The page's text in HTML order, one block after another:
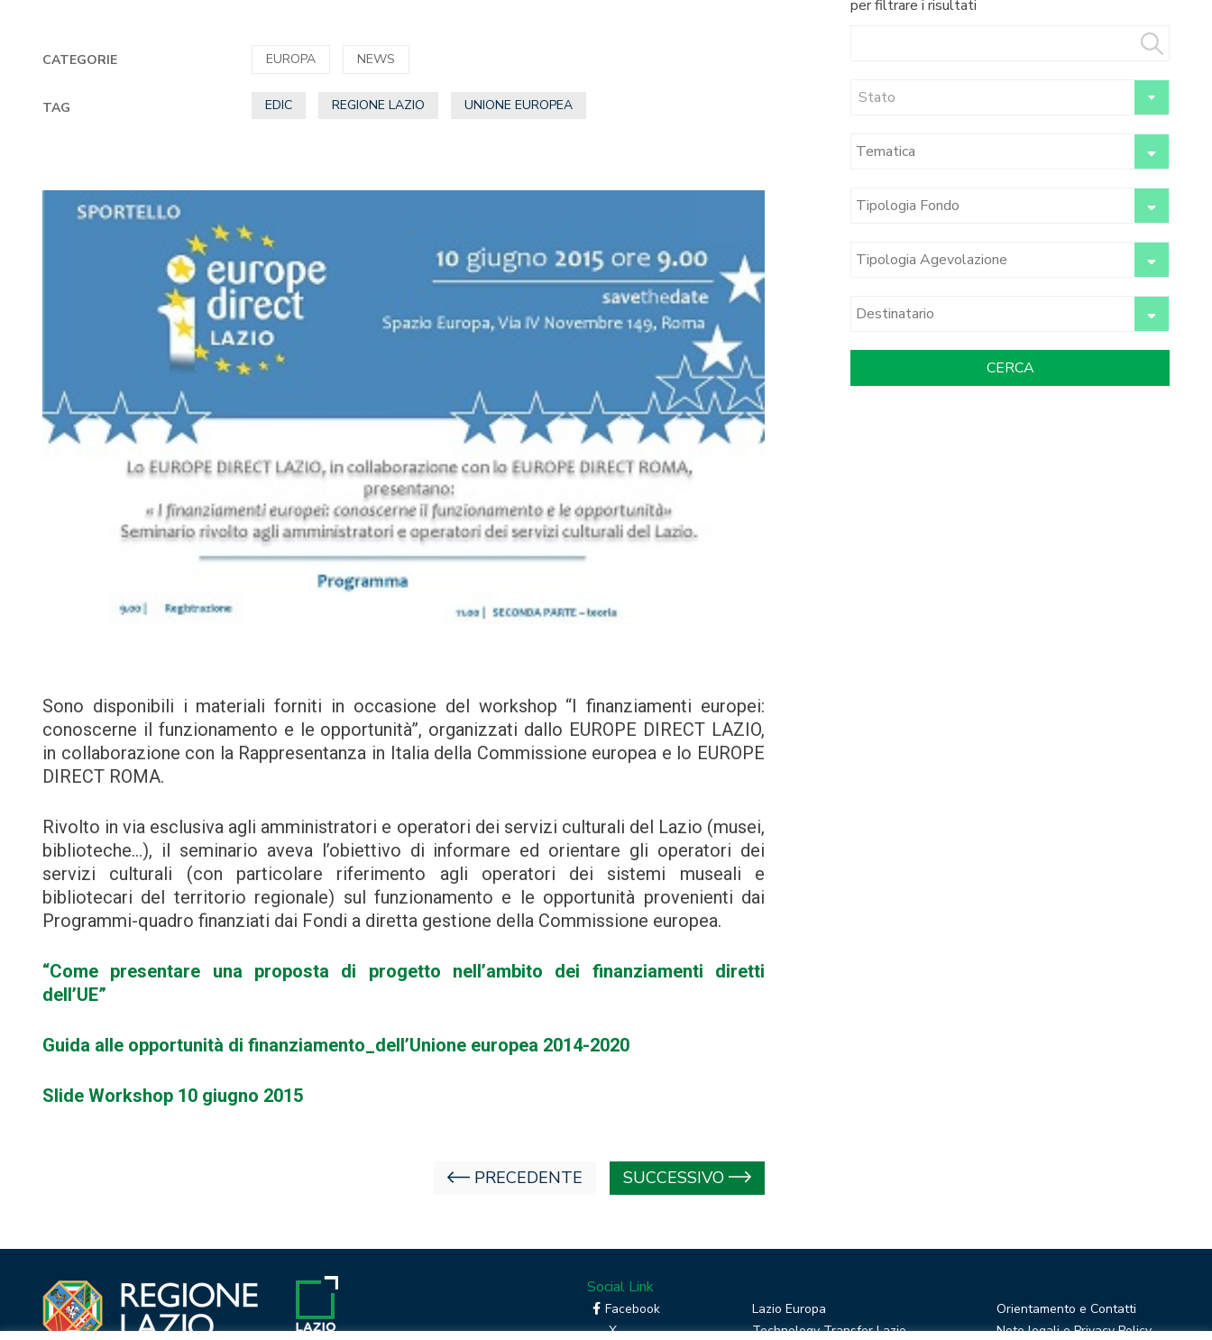
CATEGORIE EUROPA NEWS
TAG EDIC REGIONE LAZIO UNIONE EUROPEA
Sono disponibili i materiali forniti in occasione del workshop “I finanziamenti europei:
conoscerne il funzionamento e le opportunità”, organizzati dallo EUROPE DIRECT LAZIO,
in collaborazione con la Rappresentanza in Italia della Commissione europea e lo EUROPE
DIRECT ROMA.
Rivolto in via esclusiva agli amministratori e operatori dei servizi culturali del Lazio (musei,
biblioteche…), il seminario aveva l’obiettivo di informare ed orientare gli operatori dei
servizi culturali (con particolare riferimento agli operatori dei sistemi museali e
bibliotecari del territorio regionale) sul funzionamento e le opportunità provenienti dai
Programmi-quadro finanziati dai Fondi a diretta gestione della Commissione europea.
“Come presentare una proposta di progetto nell’ambito dei finanziamenti diretti
dell’UE”
Guida alle opportunità di finanziamento_dell’Unione europea 2014-2020
Slide Workshop 10 giugno 2015
PRECEDENTE SUCCESSIVO
per filtrare i risultati
Stato
Social Link
Facebook
X
Lazio Europa
Technology Transfer Lazio
Orientamento e Contatti
Note legali e Privacy Policy